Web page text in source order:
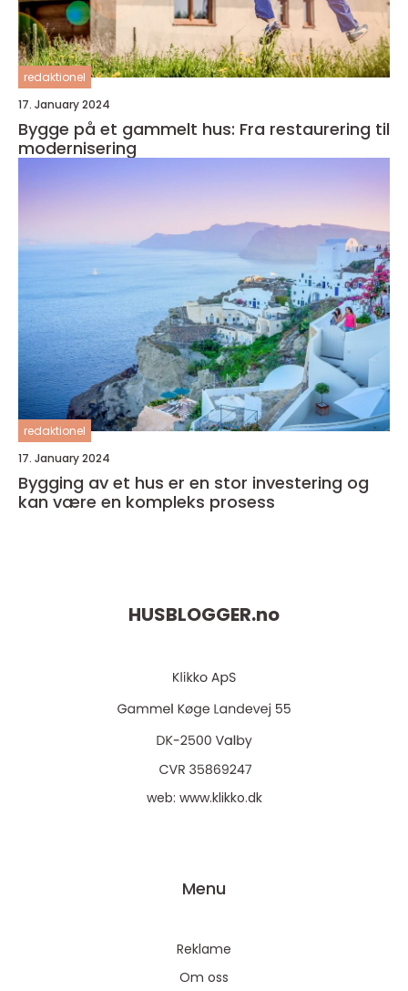
redaktionel
17. January 2024
Bygge på et gammelt hus: Fra restaurering til
modernisering
redaktionel
17. January 2024
Bygging av et hus er en stor investering og
kan være en kompleks prosess
HUSBLOGGER.no
web: www.klikko.dk
Menu
Reklame
Om oss